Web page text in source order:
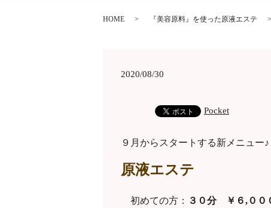
HOME 『美容原料』を使った原液エステ
2020/08/30
Pocket
９月からスタートする新メニュー♪
原液エステ
初めての方： ３０分 ￥６,０